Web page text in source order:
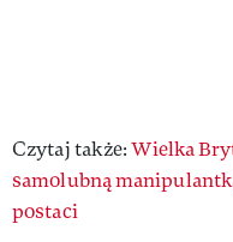
Czytaj także:Wielka
samolubną
postaci